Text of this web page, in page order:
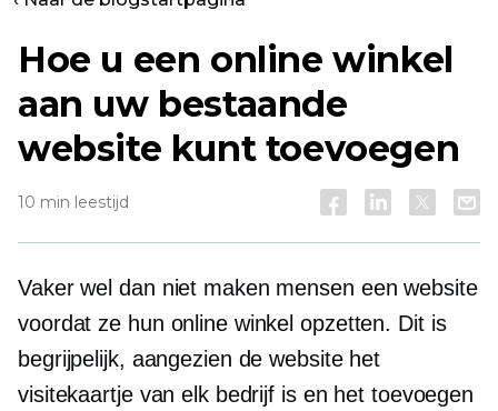
Hoe u een online winkel
aan uw bestaande
website kunt toevoegen
10 min leestijd
Vaker wel dan niet maken mensen een website
voordat ze hun online winkel opzetten. Dit is
begrijpelijk, aangezien de website het
visitekaartje van elk bedrijf is en het toevoegen